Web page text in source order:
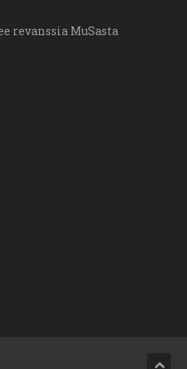
revanssia MuSasta